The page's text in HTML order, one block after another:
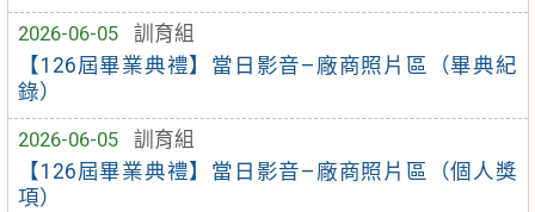
2026-06-05
訓育組
【126屆畢業典禮】當日影音–廠商照片區（畢典紀
錄）
2026-06-05
訓育組
【126屆畢業典禮】當日影音–廠商照片區（個人獎
項）